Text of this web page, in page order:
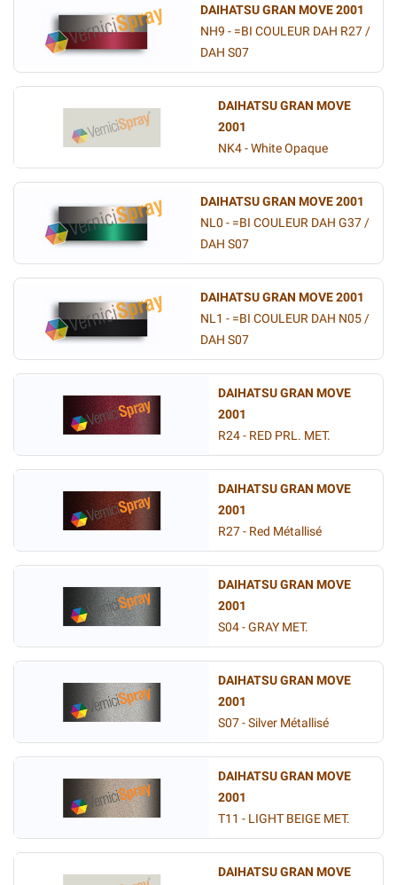
DAIHATSU GRAN MOVE 2001
NH9 - =BI COULEUR DAH R27 /
DAH S07
DAIHATSU GRAN MOVE
2001
NK4 - White Opaque
DAIHATSU GRAN MOVE 2001
NL0 - =BI COULEUR DAH G37 /
DAH S07
DAIHATSU GRAN MOVE 2001
NL1 - =BI COULEUR DAH N05 /
DAH S07
DAIHATSU GRAN MOVE
2001
R24 - RED PRL. MET.
DAIHATSU GRAN MOVE
2001
R27 - Red Métallisé
DAIHATSU GRAN MOVE
2001
S04 - GRAY MET.
DAIHATSU GRAN MOVE
2001
S07 - Silver Métallisé
DAIHATSU GRAN MOVE
2001
T11 - LIGHT BEIGE MET.
DAIHATSU GRAN MOVE